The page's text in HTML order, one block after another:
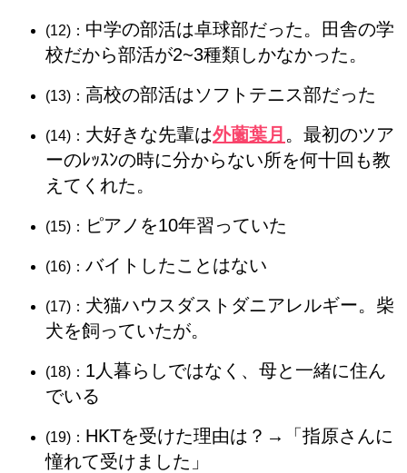
(12)： 中学の部活は卓球部だった。田舎の学
校だから部活が2~3種類しかなかった。
(13)： 高校の部活はソフトテニス部だった
(14)： 大好きな先輩は外薗葉月 。最初のツア
ーのﾚｯｽﾝの時に分からない所を何十回も教
えてくれた。
(15)： ピアノを10年習っていた
(16)： バイトしたことはない
(17)： 犬猫ハウスダストダニアレルギー。柴
犬を飼っていたが。
(18)： 1人暮らしではなく、母と一緒に住ん
でいる
(19)： HKTを受けた理由は？→「指原さんに
憧れて受けました」